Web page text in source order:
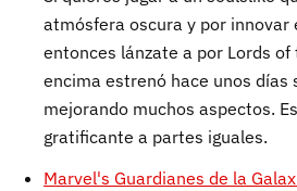
atmósfera oscura y por innovar
entonces lánzate a por Lords of
encima estrenó hace unos días
mejorando muchos aspectos.
gratificante a partes iguales.
Marvel's Guardianes de la